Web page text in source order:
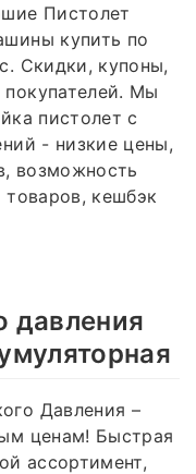
Пистолет
купить по
Скидки, купоны,
Мы
пистолет с
- низкие цены,
возможность
кешбэк
давления
Давления –
ценам! Быстрая
ассортимент,